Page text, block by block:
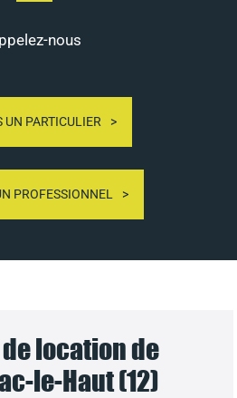
nous
UN PARTICULIER
PROFESSIONNEL
location de
le-Haut (12)